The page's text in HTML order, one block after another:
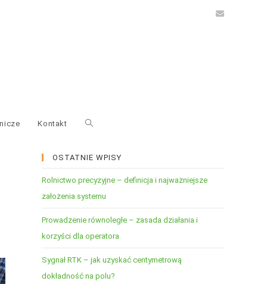
Kontakt
OSTATNIE WPISY
Rolnictwo precyzyjne – definicja i najważniejsze
założenia systemu
Prowadzenie równoległe – zasada działania i
korzyści dla operatora
Sygnał RTK – jak uzyskać centymetrową
dokładność na polu?